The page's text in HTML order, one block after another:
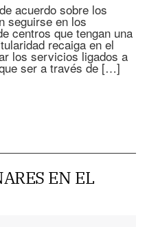
acuerdo sobre los
seguirse en los
centros que tengan una
recaiga en el
los servicios ligados a
ser a través de […]
EN EL